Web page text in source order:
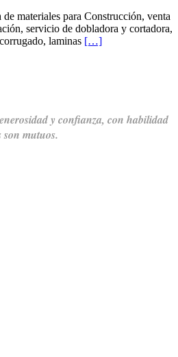
materiales para Construcción, venta
servicio de dobladora y cortadora,
laminas […]
y confianza, con habilidad
mutuos.